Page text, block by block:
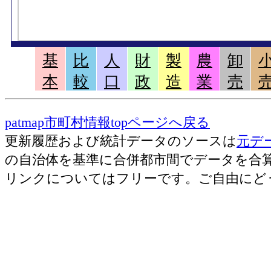
基
本
比
較
人
口
財
政
製
造
農
業
卸
売
patmap市町村情報topページへ戻る
更新履歴および統計データのソースは元デ
の自治体を基準に合併都市間でデータを合
リンクについてはフリーです。ご自由にど